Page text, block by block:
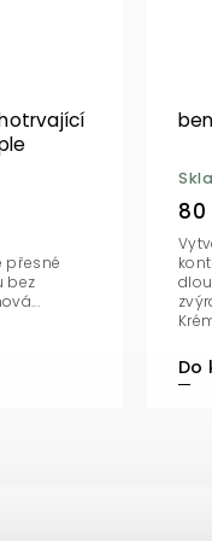
přesné
bez
80
Do